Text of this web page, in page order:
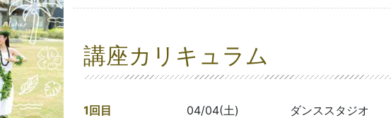
講座カリキュラム
1回目 04/04(土)
ダンススタジオ